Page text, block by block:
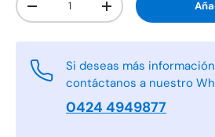
-
+
Si deseas más
contáctanos a nuestro
0424 4949877